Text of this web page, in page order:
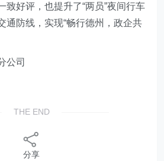
致好评，也提升了“两员”夜间行车
通防线， 实现“畅行德州，政企共
公司
THE END
分享